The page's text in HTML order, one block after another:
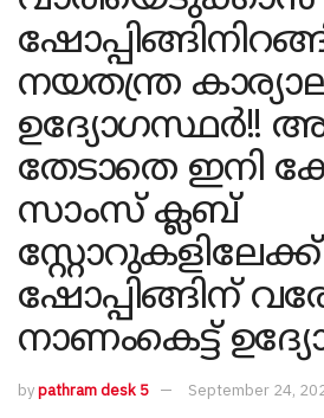
നയതന്ത്ര
ഉദ്യോഗസ്ഥർ!!
തേടാതെ ഇനി
സാംസ് ക്ലബ്
സ്റ്റോറുകളിലേക്ക്
ഷോപ്പിങ്ങിന്
നാണംകെട്ട്
bypathram desk 5 September 24,